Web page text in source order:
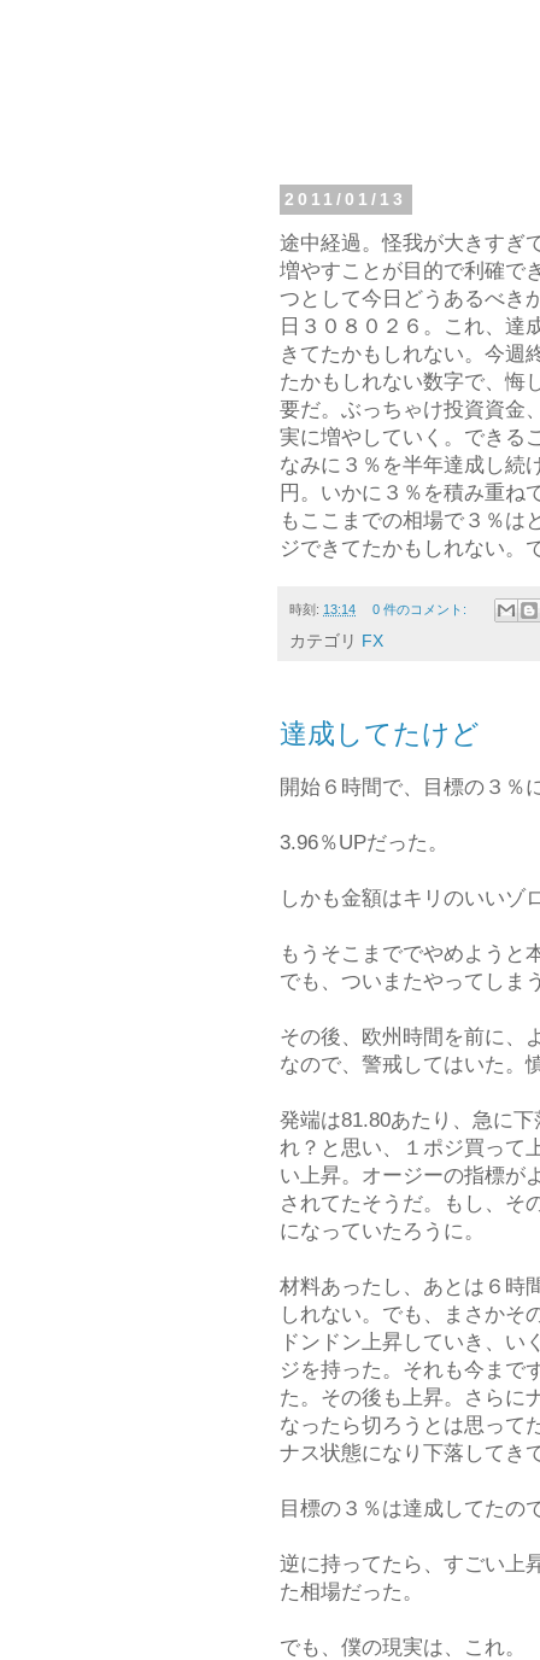
2011/01/13
途中経過。怪我が大きすぎ
増やすことが目的で利確で
つとして今日どうあるべき
日３０８０２６。これ、達
きてたかもしれない。今週
たかもしれない数字で、悔
要だ。ぶっちゃけ投資資金
実に増やしていく。できる
なみに３％を半年達成し続
円。いかに３％を積み重ね
もここまでの相場で３％は
ジできてたかもしれない。
時刻: 13:14 0 件のコメント:
カテゴリ FX
達成してたけど
開始６時間で、目標の３％
3.96％UPだった。
しかも金額はキリのいいゾ
もうそこまででやめようと
でも、ついまたやってしま
その後、欧州時間を前に、
なので、警戒してはいた。
発端は81.80あたり、急に
れ？と思い、１ポジ買って
い上昇。オージーの指標が
されてたそうだ。もし、そ
になっていたろうに。
材料あったし、あとは６時
しれない。でも、まさかそ
ドンドン上昇していき、い
ジを持った。それも今まで
た。その後も上昇。さらに
なったら切ろうとは思って
ナス状態になり下落してき
目標の３％は達成してたの
逆に持ってたら、すごい上
た相場だった。
でも、僕の現実は、これ。